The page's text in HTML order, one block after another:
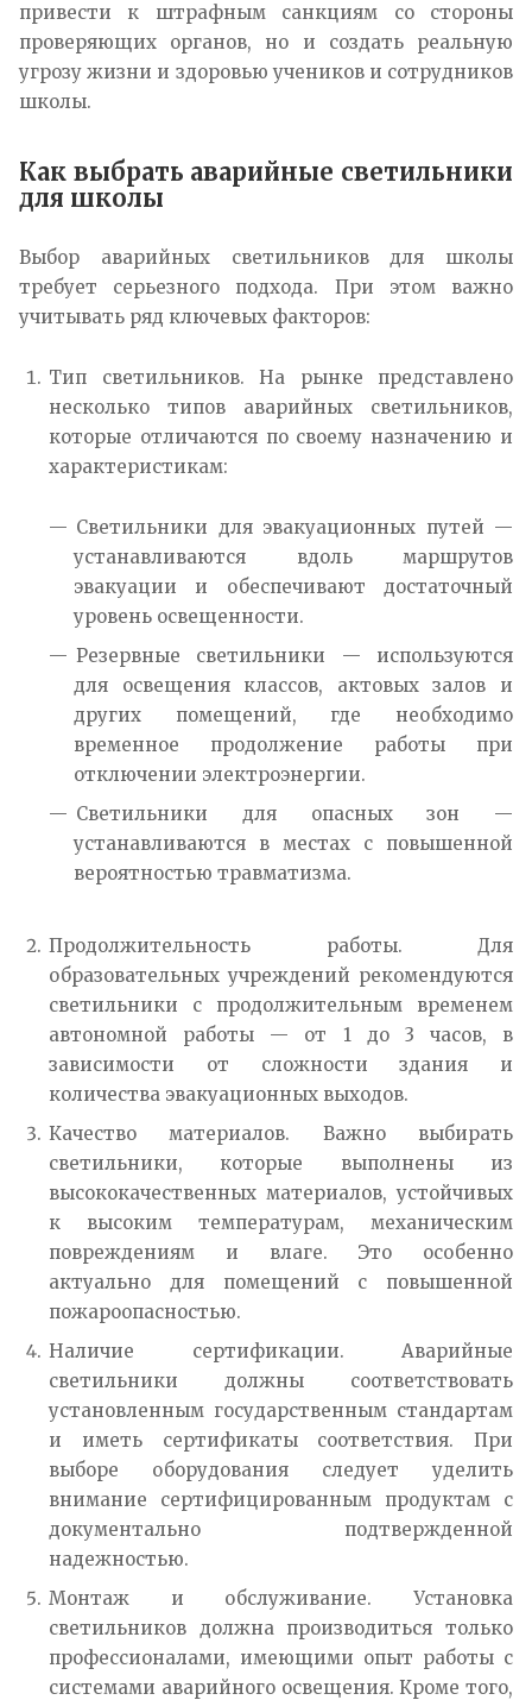
привести к штрафным санкциям со стороны
проверяющих органов, но и создать реальную
угрозу жизни и здоровью учеников и сотрудников
школы.
Как выбрать аварийные светильники
для школы
Выбор аварийных светильников для школы
требует серьезного подхода. При этом важно
учитывать ряд ключевых факторов:
Тип светильников. На рынке представлено
несколько типов аварийных светильников,
которые отличаются по своему назначению и
характеристикам:
Светильники для эвакуационных путей —
устанавливаются вдоль маршрутов
эвакуации и обеспечивают достаточный
уровень освещенности.
Резервные светильники — используются
для освещения классов, актовых залов и
других помещений, где необходимо
временное продолжение работы при
отключении электроэнергии.
Светильники для опасных зон —
устанавливаются в местах с повышенной
вероятностью травматизма.
Продолжительность работы. Для
образовательных учреждений рекомендуются
светильники с продолжительным временем
автономной работы — от 1 до 3 часов, в
зависимости от сложности здания и
количества эвакуационных выходов.
Качество материалов. Важно выбирать
светильники, которые выполнены из
высококачественных материалов, устойчивых
к высоким температурам, механическим
повреждениям и влаге. Это особенно
актуально для помещений с повышенной
пожароопасностью.
Наличие сертификации. Аварийные
светильники должны соответствовать
установленным государственным стандартам
и иметь сертификаты соответствия. При
выборе оборудования следует уделить
внимание сертифицированным продуктам с
документально подтвержденной
надежностью.
Монтаж и обслуживание. Установка
светильников должна производиться только
профессионалами, имеющими опыт работы с
системами аварийного освещения. Кроме того,